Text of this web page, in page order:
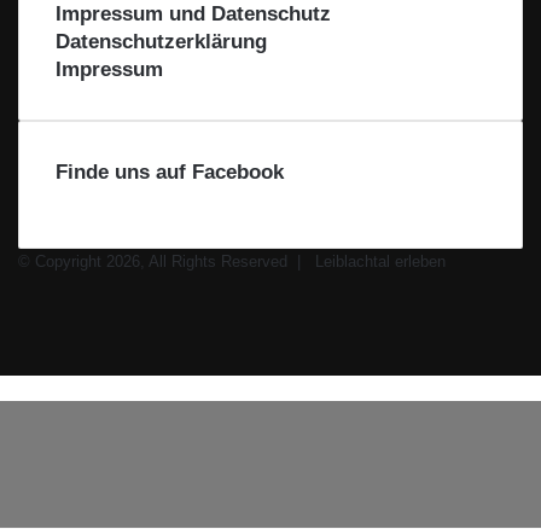
Impressum und Datenschutz
Datenschutzerklärung
Impressum
Finde uns auf Facebook
© Copyright 2026, All Rights Reserved |
Leiblachtal erleben